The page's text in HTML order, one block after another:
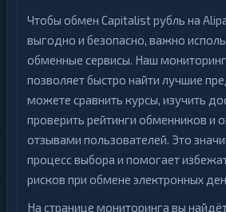
Чтобы обмен Capitalist рубль на
выгодно и безопасно, важно
обменные сервисы. Наш
позволяет быстро найти лучшие
можете сравнить курсы, изучить
проверить рейтинги обменников и
отзывами пользователей. Это
процесс выбора и помогает
рисков при обмене электронных
На странице мониторинга вы